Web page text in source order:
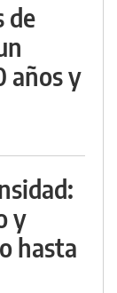
de
años y
y
hasta